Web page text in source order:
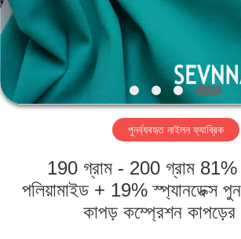
VR
প্রদর্শন
আমাদের
কারখানা
পুনর্ব্যবহৃত নাইলন ফ্যাব্রিক
190 গ্রাম - 200 গ্রাম 81%
পলিয়ামাইড + 19% স্প্যানডেক্স
কাপড় কম্প্রেশন